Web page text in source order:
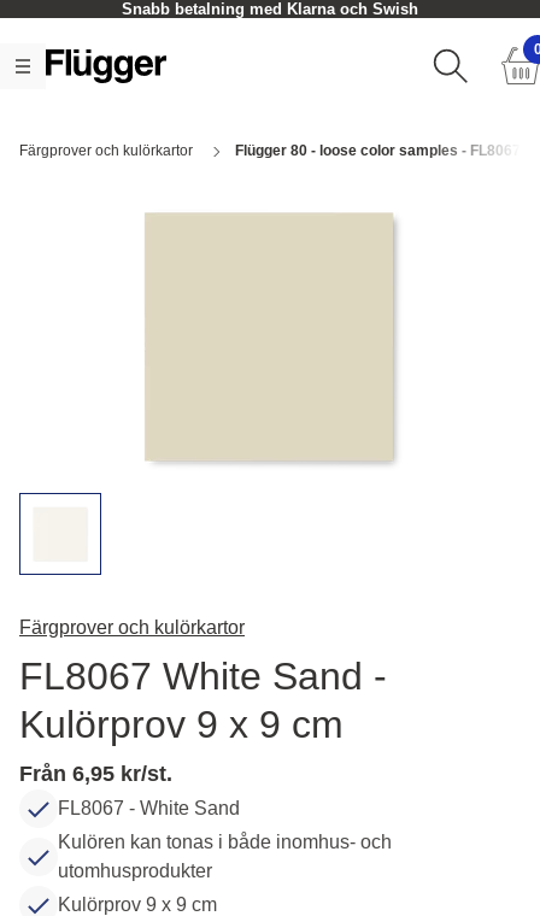
Snabb betalning med Klarna och Swish
Färgprover och kulörkartor Flügger 80 - loose color samples - FL8067
Färgprover och kulörkartor
FL8067 White Sand -
Kulörprov 9 x 9 cm
Från 6,95 kr/st.
FL8067 - White Sand
Kulören kan tonas i både inomhus- och
utomhusprodukter
Kulörprov 9 x 9 cm